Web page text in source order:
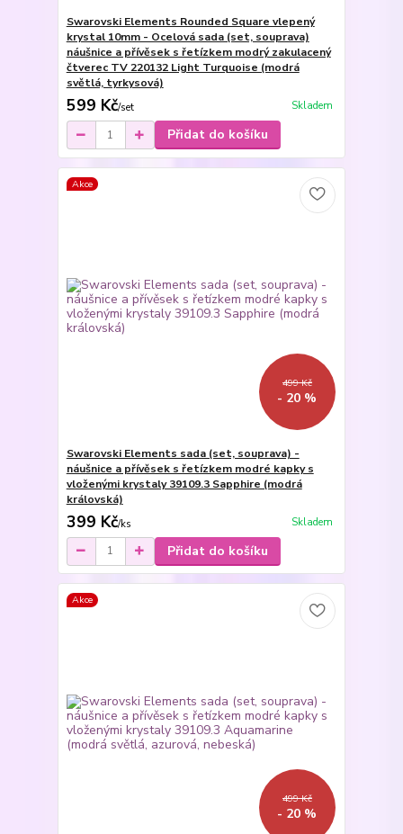
Swarovski Elements Rounded Square vlepený
krystal 10mm - Ocelová sada (set, souprava)
náušnice a přívěsek s řetízkem modrý zakulacený
čtverec TV 220132 Light Turquoise (modrá
světlá, tyrkysová)
599 Kč/set Skladem
Přidat do košíku
Akce
499 Kč
- 20 %
Swarovski Elements sada (set, souprava) -
náušnice a přívěsek s řetízkem modré kapky s
vloženými krystaly 39109.3 Sapphire (modrá
královská)
399 Kč/ks Skladem
Přidat do košíku
Akce
499 Kč
- 20 %